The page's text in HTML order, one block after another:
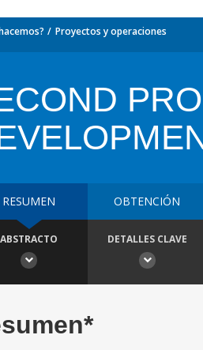
Proyectos y operaciones
RESUMEN OBTENCIÓN
ABSTRACTO DETALLES CLAVE